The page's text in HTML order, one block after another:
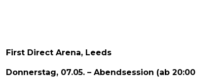
First Direct Arena, Leeds
Donnerstag, 07.05. – Abendsession (ab 20:00